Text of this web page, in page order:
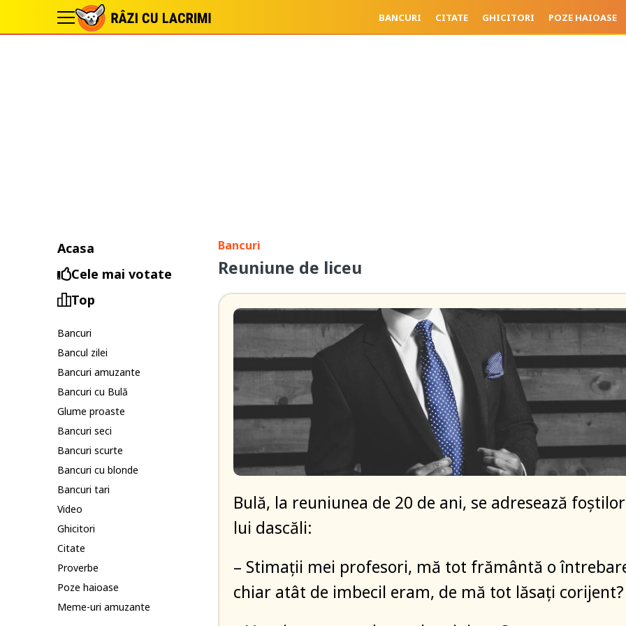
BANCURI CITATE GHICITORI POZE HAIOASE
Acasa
Cele mai votate
Top
Bancuri
Bancul zilei
Bancuri amuzante
Bancuri cu Bulă
Glume proaste
Bancuri seci
Bancuri scurte
Bancuri cu blonde
Bancuri tari
Video
Ghicitori
Citate
Proverbe
Poze haioase
Meme-uri amuzante
Bancuri
Reuniune de liceu
Bulă, la reuniunea de 20 de ani, se adresează foștilor
lui dascăli:
– Stimații mei profesori, mă tot frământă o
chiar atât de imbecil eram, de mă tot lăsați corijent?